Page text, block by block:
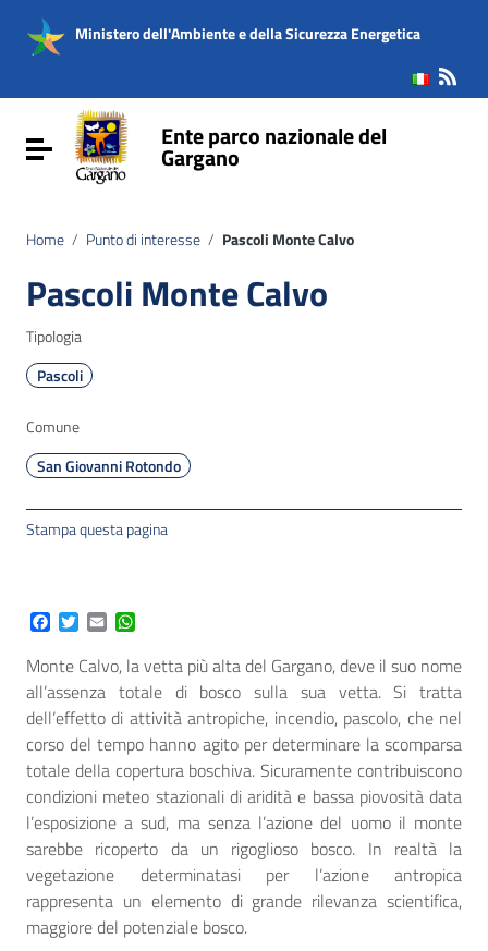
Vai al menu di navigazione
Vai al footer
Ministero dell'Ambiente e della Sicurezza Energetica
Attiva / disattiva la navigazioneEnte parco nazionale del
Gargano
Home / Punto di interesse / Pascoli Monte Calvo
Pascoli Monte Calvo
Tipologia
Pascoli
Comune
San Giovanni Rotondo
Stampa questa pagina
Facebook
Twitter
Email
Monte Calvo, la vetta più alta del Gargano, deve il suo nome
all’assenza totale di bosco sulla sua vetta. Si tratta
dell’effetto di attività antropiche, incendio, pascolo, che nel
corso del tempo hanno agito per determinare la scomparsa
totale della copertura boschiva. Sicuramente contribuiscono
condizioni meteo stazionali di aridità e bassa piovosità data
l’esposizione a sud, ma senza l’azione del uomo il monte
sarebbe ricoperto da un rigoglioso bosco. In realtà la
vegetazione determinatasi per l’azione antropica
rappresenta un elemento di grande rilevanza scientifica,
maggiore del potenziale bosco.